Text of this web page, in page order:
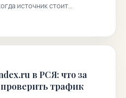
источник стоит
в РСЯ: что за
трафик